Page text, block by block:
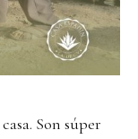
Son súper